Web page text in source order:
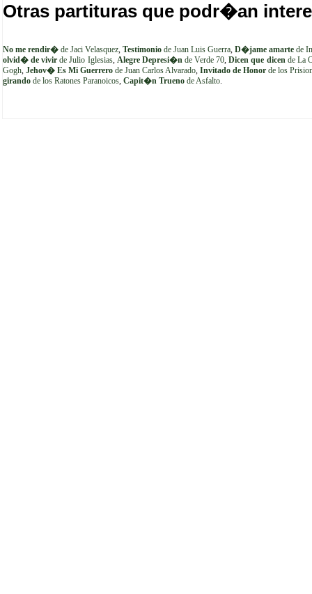
Otras partituras que podr�an
No me rendir� de Jaci Velasquez, Testimonio de Juan Luis Guerra, D�jame amarte de
olvid� de vivir de Julio Iglesias, Alegre Depresi�nde Verde 70,Dicen que dicende La
Gogh, Jehov� Es Mi Guerrero de Juan Carlos Alvarado, Invitado de Honor de los
girando de los Ratones Paranoicos, Capit�n Trueno de Asfalto.